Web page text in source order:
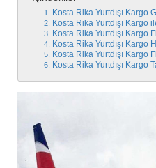
Kosta Rika Yurtdışı Kargo
Kosta Rika Yurtdışı
Kosta Rika Yurtdışı Kargo
Kosta Rika Yurtdışı Kargo
Kosta Rika Yurtdışı Kargo
Kosta Rika Yurtdışı Kargo